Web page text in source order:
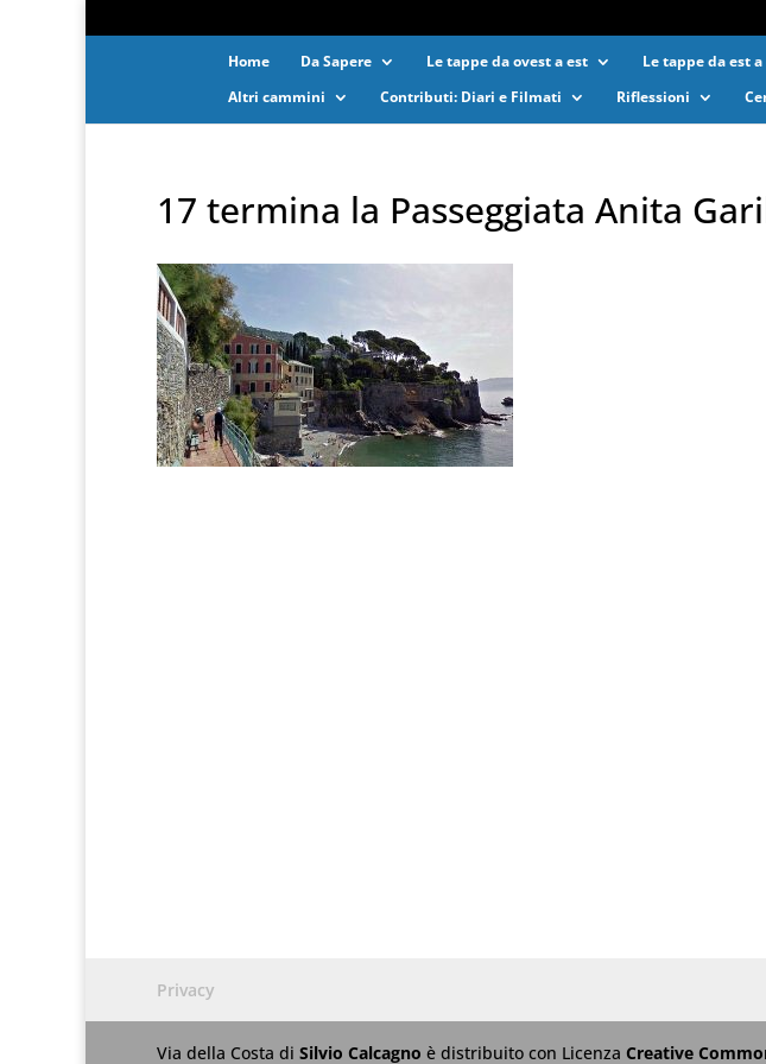
Home Da Sapere Le tappe da ovest a est Le tappe da est
Altri cammini
Contributi: Diari e Filmati Riflessioni
17 termina la Passeggiata Anita
Privacy
Via della Costa di Silvio Calcagno è distribuito con Licenza Creative